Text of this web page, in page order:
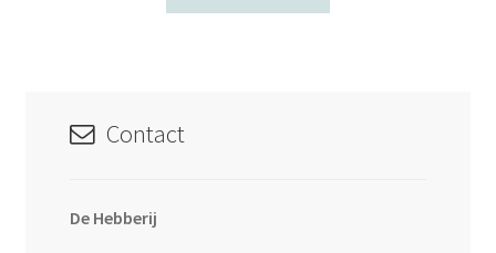
Contact
De Hebberij